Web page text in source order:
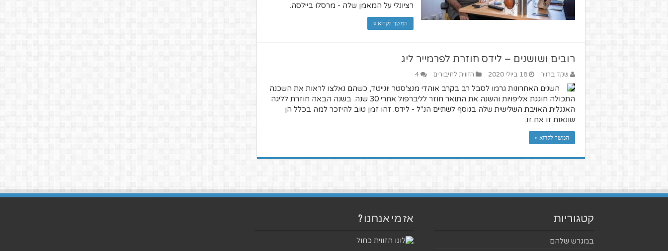
רציונלי על המאמן שלה - מרסלו ביילסה.
המשך לקרוא »
רובים ושושנים – לידס חוזרת לפרמייר ליג
שקד ברויר 18 ביולי 2020 הזווית לחיבורים 4
השנים האחרונות גרמו לסבל רב בקרב אוהדי מנצ'סטר יונייטד, כשהם נאלצו לראות את השכנה
התכולה חוגגת אליפויות והשנה את התואר חוזר לליברפול אחרי 30 שנה. בשנה הבאה חוזרת לליגה
האנגלית האויבת השלישית שלה בנוסף לשתיים הנ"ל - לידס. זהו זמן טוב להיזכר למה בכלל הן
שונאות זו את זו.
המשך לקרוא »
קטגוריות
במגרש שלהם
אז מי אנחנו ?